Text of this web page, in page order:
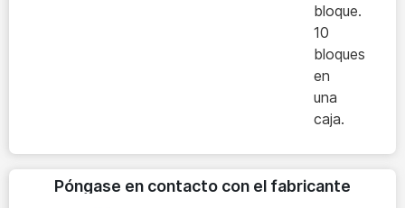
bloque.
10
bloques
en
una
caja.
Póngase en contacto con el fabricante